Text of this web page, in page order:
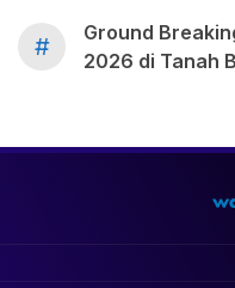
#
Ground
2026 di Tanah